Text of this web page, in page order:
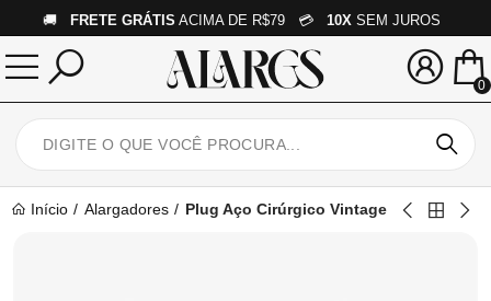
🚚 FRETE GRÁTIS ACIMA DE R$79 💳 10X SEM JUROS
0
Início Alargadores Plug Aço Cirúrgico Vintage